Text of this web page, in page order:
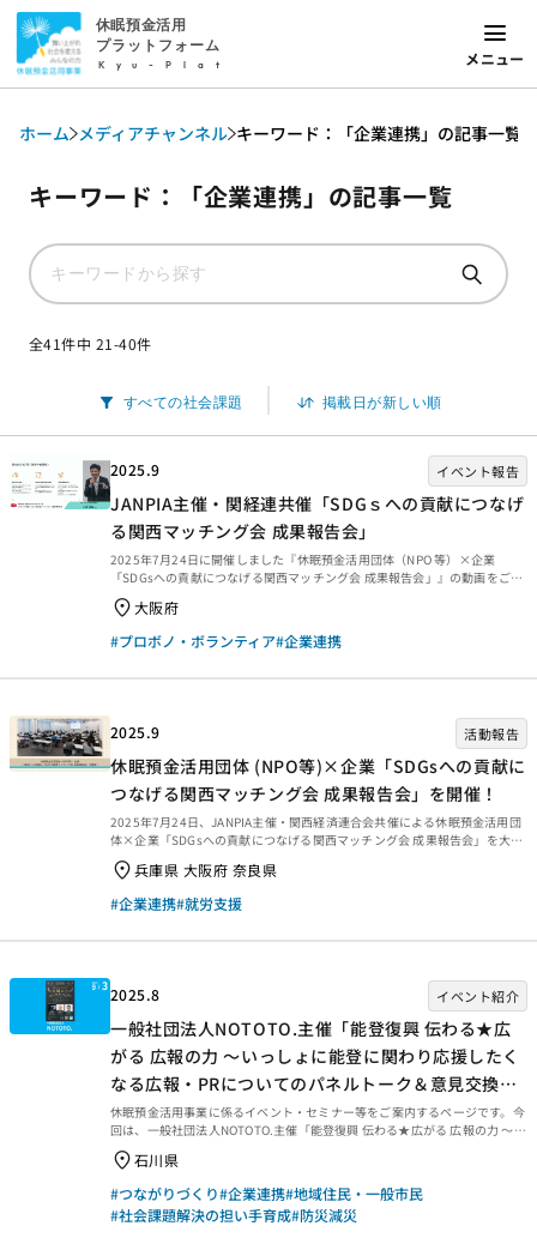
休眠預金活用
プラットフォーム
Kyu-Plat メニュー
ホーム メディアチャンネル キーワード：「企業連携」の記事一覧
キーワード：「企業連携」の記事一覧
全41件中 21-40件
2025.9 イベント報告
JANPIA主催・関経連共催「SDGｓへの貢献につなげ
る関西マッチング会 成果報告会」
2025年7月24日に開催しました『休眠預金活用団体（NPO 等）×企業
「SDGsへの貢献につなげる関西マッチング会 成果報告会」』の動画をご紹
介します。2024年11月に実施したマッチング会には休眠預金活用20の実行
団体と企業31社が参加。そこから生まれた39連携（協議中案件含む）の中
から3事例をご紹介します。 ＜プログラム＞ ■JANPIAからの挨拶 動画
https://youtu.be/LerKbVZAwgE ■関西経済連合会からの挨拶 動画
画
https://youtu.be/9...
大阪府
#プロボノ・ボランティア#企業連携
2025.9 活動報告
休眠預金活用団体 (NPO等)×企業「SDGsへの貢献に
つなげる関西マッチング会 成果報告会」を開催！
2025年7月24日、JANPIA主催・関西経済連合会共催による休眠預金活用団
体×企業「SDGsへの貢献につなげる関西マッチング会 成果報告会」を大阪
市のグランフロント大阪にて開催しました。会場とオンラインのハイブリッ
ド開催で、参加者は160名（会場40名、オンライン120名）にのぼりまし
た。会場は終始熱気に包まれ、来場者は熱心に話に耳を傾けていました。
（企業連携・マッチング会） 2025年7月24日、休眠預金活用団体(NPO等)×
した。これに先立ち2024年11月に同会場で実施したマッチング会には、20
兵庫県 大阪府 奈良県
#企業連携#就労支援
2025.8 イベント紹介
一般社団法人NOTOTO.主催「能登復興 伝わる★広
がる 広報の力 ～いっしょに能登に関わり応援したく
なる広報・PRについてのパネルトーク＆意見交換会
～」のご案内
休眠預金活用事業に係るイベント・セミナー等をご案内するページです。今
回は、一般社団法人NOTOTO.主催「能登復興 伝わる★広がる 広報の力 ～い
っしょに能登に関わり応援したくなる広報・PRについてのパネルトーク＆
意見交換会～」を紹介します。 能登復興 伝わる★広がる 広報の力～いっし
ょに能登に関わり応援したくなる広報・PRについてのパネルトーク＆意見
交換会～ 能登に関連する報道や情報が急速に減り、注目や関心が薄れるな
かで、継続的に個人や企業に関心を持ってもらい、関係を継続してもらうた
石川県
#つながりづくり#企業連携#地域住民・一般市民
#社会課題解決の担い手育成#防災減災